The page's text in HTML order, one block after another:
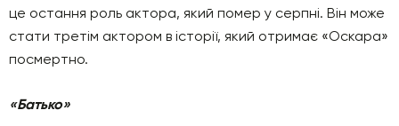
це остання роль актора, який помер у серпні. Він може
стати третім актором в історії, який отримає «Оскара»
посмертно.
«Батько»